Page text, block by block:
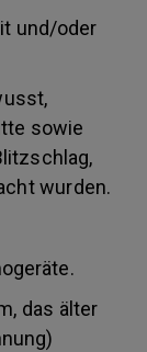
und/oder
sowie
wurden.
das älter